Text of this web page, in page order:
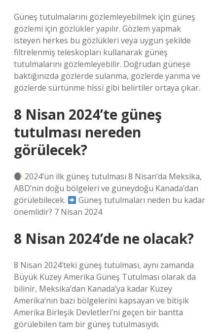
Güneş tutulmalarını gözlemleyebilmek için güneş
gözlemi için gözlükler yapılır. Gözlem yapmak
isteyen herkes bu gözlükleri veya uygun şekilde
filtrelenmiş teleskopları kullanarak güneş
tutulmalarını gözlemleyebilir. Doğrudan güneşe
baktığınızda gözlerde sulanma, gözlerde yanma ve
gözlerde sürtünme hissi gibi belirtiler ortaya çıkar.
8 Nisan 2024’te güneş
tutulması nereden
görülecek?
2024’ün ilk güneş tutulması 8 Nisan’da Meksika,
ABD’nin doğu bölgeleri ve güneydoğu Kanada’dan
görülebilecek.
Güneş tutulmaları neden bu kadar
önemlidir? 7 Nisan 2024
8 Nisan 2024’de ne olacak?
8 Nisan 2024’teki güneş tutulması, aynı zamanda
Büyük Kuzey Amerika Güneş Tutulması olarak da
bilinir, Meksika’dan Kanada’ya kadar Kuzey
Amerika’nın bazı bölgelerini kapsayan ve bitişik
Amerika Birleşik Devletleri’ni geçen bir bantta
görülebilen tam bir güneş tutulmasıydı.